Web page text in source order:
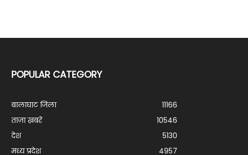
POPULAR CATEGORY
बालाघाट जिला
11166
ताज़ा ख़बरें
10546
देश
5130
मध्य प्रदेश
4957